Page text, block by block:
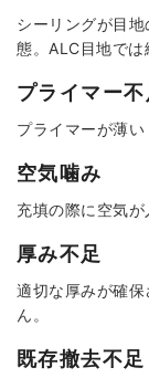
シーリングが目
態。ALC目地では
プライマー不
プライマーが薄い
空気噛み
充填の際に空気
厚み不足
適切な厚みが確
ん。
既存撤去不足